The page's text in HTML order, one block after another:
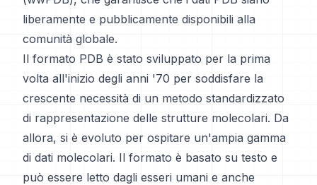
liberamente e pubblicamente disponibili alla
comunità globale.
Il formato PDB è stato sviluppato per la prima
volta all'inizio degli anni '70 per soddisfare la
crescente necessità di un metodo standardizzato
di rappresentazione delle strutture molecolari. Da
allora, si è evoluto per ospitare un'ampia gamma
di dati molecolari. Il formato è basato su testo e
può essere letto dagli esseri umani e anche